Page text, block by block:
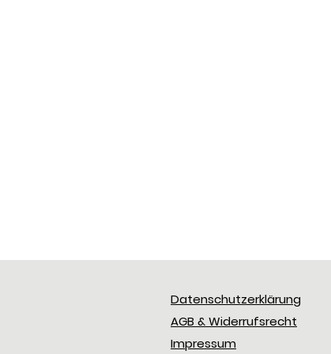
Datenschutzerklärung
AGB & Widerrufsrecht
Impressum